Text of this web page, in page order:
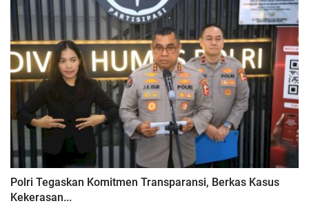
Polri Tegaskan Komitmen Transparansi, Berkas Kasus
Kekerasan...